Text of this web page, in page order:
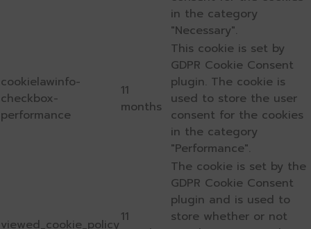
in the category
"Necessary".
cookielawinfo-
checkbox-
performance
11
months
This cookie is set by
GDPR Cookie Consent
plugin. The cookie is
used to store the user
consent for the cookies
in the category
"Performance".
viewed_cookie_policy11
The cookie is set by the
GDPR Cookie Consent
plugin and is used to
store whether or not